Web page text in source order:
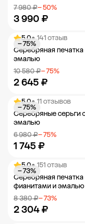
7 980 ₽− 50%
3 990 ₽
Добавить в
5.0• 141 отзыв
Серебряная печатка
эмалью
10 580 ₽− 75%
2 645 ₽
− 75%
Добавить в
5.0• 11 отзывов
Серебряные серьги
эмалью
6 980 ₽− 75%
1 745 ₽
− 75%
Добавить в
5.0• 151 отзыв
Серебряная печатка
фианитами и эмалью
8 380 ₽− 73%
2 304 ₽
− 73%